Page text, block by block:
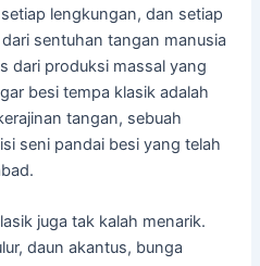
lengkungan, dan setiap
sentuhan tangan manusia
dari produksi massal yang
besi tempa klasik adalah
tangan, sebuah
seni pandai besi yang telah
juga tak kalah menarik.
daun akantus, bunga